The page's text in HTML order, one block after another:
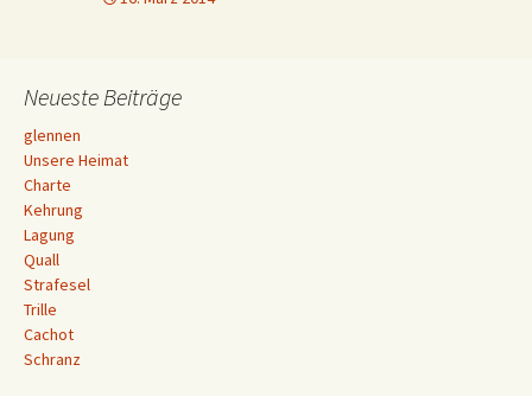
Neueste Beiträge
glennen
Unsere Heimat
Charte
Kehrung
Lagung
Quall
Strafesel
Trille
Cachot
Schranz